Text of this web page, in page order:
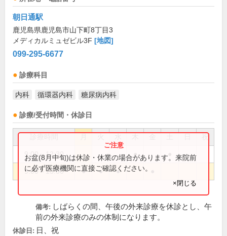
朝日通駅
鹿児島県鹿児島市山下町8丁目3
メディカルミュゼビル3F [地図]
099-295-6677
診療科目
内科 循環器内科 糖尿病内科
診療/受付時間・休診日
祝
9:00～12:30 ●
9:00～13:00 ● ● ●
お盆(8月中旬)は休診・休業の場合があります。来院前
に必ず医療機関に直接ご確認ください。
×閉じる
備考: しばらくの間、午後の外来診療を休診とし、午
前の外来診療のみの体制になります。
休診日: 日、祝